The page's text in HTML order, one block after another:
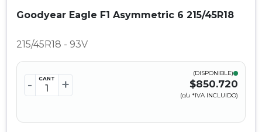
Goodyear Eagle F1 Asymmetric 6 215/45R18
215/45R18 - 93V
- CANT +
(DISPONIBLE)
$850.720
(c/u *IVA INCLUIDO)